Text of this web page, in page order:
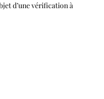
d’une vérification à